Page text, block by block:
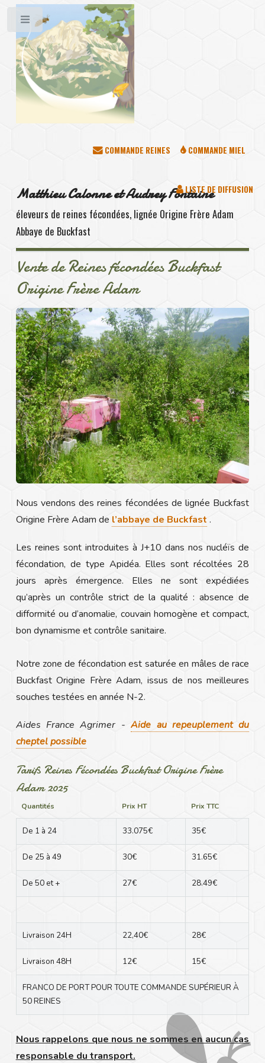
Matthieu Calonne et Audrey Fontaine
éleveurs de reines fécondées, lignée Origine Frère Adam
Abbaye de Buckfast
COMMANDE REINES COMMANDE MIEL
LISTE DE DIFFUSION
Vente de Reines fécondées Buckfast
Origine Frère Adam
Nous vendons des reines fécondées de lignée Buckfast
Origine Frère Adam de l’abbaye de Buckfast .
Les reines sont introduites à J+10 dans nos nucléïs de
fécondation, de type Apidéa. Elles sont récoltées 28
jours après émergence. Elles ne sont expédiées
qu’après un contrôle strict de la qualité : absence de
difformité ou d’anomalie, couvain homogène et compact,
bon dynamisme et contrôle sanitaire.
Notre zone de fécondation est saturée en mâles de race
Buckfast Origine Frère Adam, issus de nos meilleures
souches testées en année N-2.
Aides France Agrimer -Aide au repeuplement du
cheptel possible
Tarifs Reines Fécondées Buckfast Origine Frère
Adam 2025
Quantités Prix HT Prix TTC
De 1 à 24 33.075€ 35€
De 25 à 49 30€ 31.65€
De 50 et + 27€ 28.49€
Livraison 24H 22,40€ 28€
Livraison 48H 12€ 15€
FRANCO DE PORT POUR TOUTE COMMANDE SUPÉRIEUR À
50 REINES
Nous rappelons que nous ne sommes en aucun cas
responsable du transport.
Toggle